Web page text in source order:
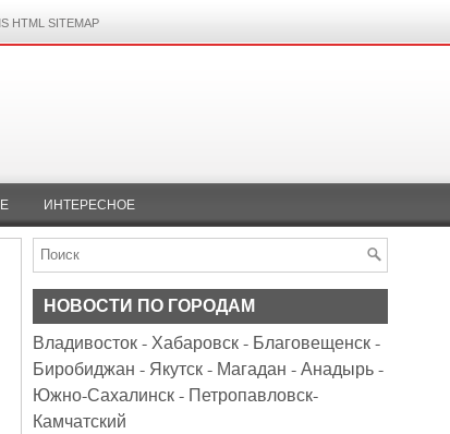
HTML SITEMAP
ИНТЕРЕСНОЕ
НОВОСТИ ПО ГОРОДАМ
Владивосток-Хабаровск- Благовещенск-
Биробиджан - Якутск- Магадан -Анадырь-
Южно-Сахалинск- Петропавловск-
Камчатский